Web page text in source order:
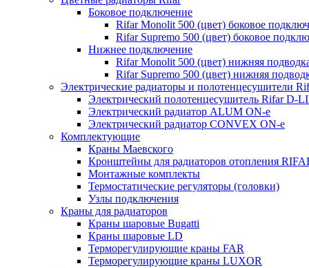
Боковое подключение
Rifar Monolit 500 (цвет) боковое
Rifar Supremo 500 (цвет) боковое
Нижнее подключение
Rifar Monolit 500 (цвет) нижняя
Rifar Supremo 500 (цвет) нижняя
Электрические радиаторы и полотенцесушители
Электрический полотенцесушитель Rifar D-
Электрический радиатор ALUM ON-e
Электрический радиатор CONVEX ON-e
Комплектующие
Краны Маевского
Кронштейны для радиаторов отопления
Монтажные комплекты
Термостатические регуляторы (головки)
Узлы подключения
Краны для радиаторов
Краны шаровые Bugatti
Краны шаровые LD
Терморегулирующие краны FAR
Терморегулирующие краны LUXOR